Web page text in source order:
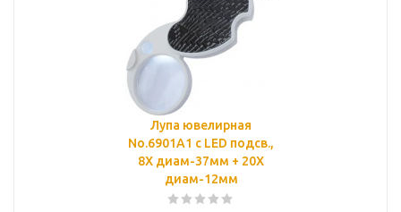
Лупа ювелирная
No.6901A1 с LED подсв.,
8Х диам-37мм + 20Х
диам-12мм